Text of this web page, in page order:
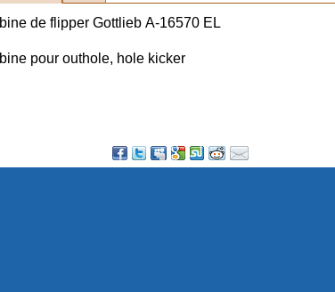
de flipper Gottlieb A-16570 EL
pour outhole, hole kicker